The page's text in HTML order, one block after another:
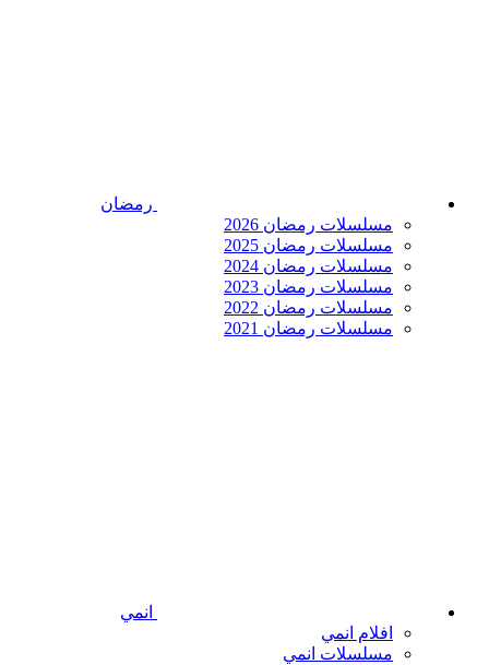
رمضان
مسلسلات رمضان 2026
مسلسلات رمضان 2025
مسلسلات رمضان 2024
مسلسلات رمضان 2023
مسلسلات رمضان 2022
مسلسلات رمضان 2021
انمي
افلام انمي
مسلسلات انمي